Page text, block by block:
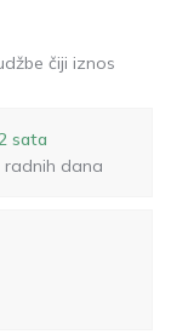
čiji iznos
sata
dana